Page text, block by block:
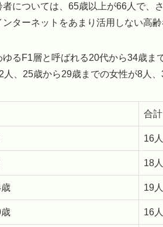
者については、65歳以上が66人で、
ンターネットをあまり活用しない高
ゆるF1層と呼ばれる20代から34歳
人、25歳から29歳までの女性が8人
合計
16人
18人
19人
16人